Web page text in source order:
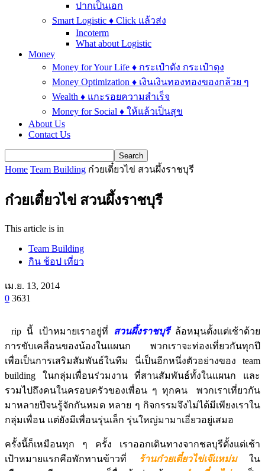
ปากเป็นเอก
Smart Logistic ♦ Click แล้วส่ง
Incoterm
What about Logistic
Money
Money for Your Life ♦ กระเป๋าตัง กระเป๋าตุง
Money Optimization ♦ เงินเงินทองทองของกล้วย ๆ
Wealth ♦ แกะรอยความสำเร็จ
Money for Social ♦ ให้แล้วเป็นสุข
About Us
Contact Us
Home Team Building ก๋วยเตี๋ยวไข่ สวนผึ้งราชบุรี
ก๋วยเตี๋ยวไข่ สวนผึ้งราชบุรี
This article is in
Team Building
กิน ช้อป เที่ยว
เม.ย. 13, 2014
0 3631
rip นี้ เป้าหมายเราอยู่ที่ สวนผึ้งราชบุรีล้อหมุนตั้งแต่เช้าด้วย
การขับเคลื่อนของน้องในแผนก พวกเราจะท่องเที่ยวกันทุกปี
เพื่อเป็นการเสริมสัมพันธ์ในทีม นี่เป็นอีกหนึ่งตัวอย่างของ team
building ในกลุ่มเพื่อนร่วมงาน ที่สานสัมพันธ์ทั้งในแผนก และ
รวมไปถึงคนในครอบครัวของเพื่อน ๆ ทุกคน พวกเราเที่ยวกัน
มาหลายปีจนรู้จักกันหมด หลาย ๆ กิจกรรมจึงไม่ได้มีเพียงเราใน
กลุ่มเพื่อน แต่ยังมีเพื่อนรุ่นเล็ก รุ่นใหญ่มามาเอี่ยวอยู่เสมอ
ครั้งนี้ก็เหมือนทุก ๆ ครั้ง เราออกเดินทางจากชลบุรีตั้งแต่เช้า
เป้าหมายแรกคือพักทานข้าวที่
ร้านก๋วยเตี๋ยวไข่เจ๊แหม่ม
ใน